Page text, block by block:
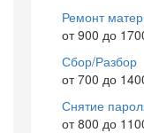
Ремонт
от 900 до
Сбор/Разбор
от 700 до
Снятие
от 800 до